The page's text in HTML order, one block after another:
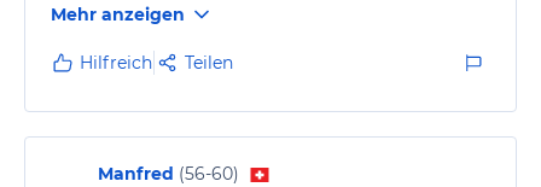
Mehr anzeigen
Hilfreich Teilen
Manfred (56-60)